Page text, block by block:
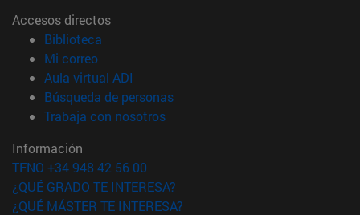
Accesos directos
Biblioteca
Mi correo(abre en nueva ventana)
Aula virtual ADI
Búsqueda de personas(abre en nueva ventana)
Trabaja con nosotros(abre en nueva ventana)
Información
TFNO +34 948 42 56 00
¿QUÉ GRADO TE INTERESA?
¿QUÉ MÁSTER TE INTERESA?